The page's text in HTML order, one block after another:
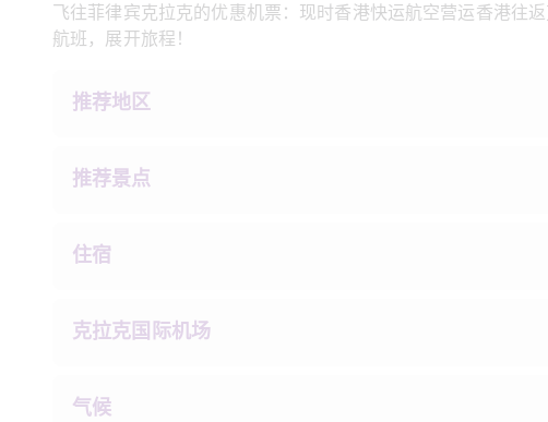
飞往菲律宾克拉克的优惠机票：现时香港快运航空营运香港往
航班，展开旅程！
推荐地区
推荐景点
住宿
克拉克国际机场
气候